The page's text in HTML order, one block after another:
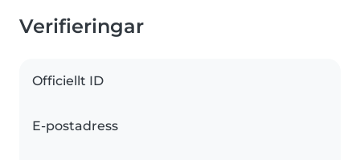
Verifieringar
Officiellt ID
E-postadress